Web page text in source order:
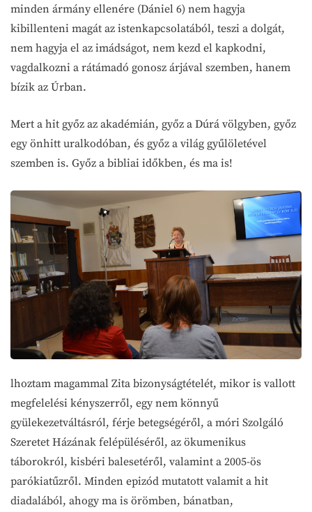
minden ármány ellenére (Dániel 6) nem hagyja
kibillenteni magát az istenkapcsolatából, teszi a dolgát,
nem hagyja el az imádságot, nem kezd el kapkodni,
vagdalkozni a rátámadó gonosz árjával szemben, hanem
bízik az Úrban.
Mert a hit győz az akadémián, győz a Dúrá völgyben, győz
egy önhitt uralkodóban, és győz a világ gyűlöletével
szemben is. Győz a bibliai időkben, és ma is!
lhoztam magammal Zita bizonyságtételét, mikor is vallott
megfelelési kényszerről, egy nem könnyű
gyülekezetváltásról, férje betegségéről, a móri Szolgáló
Szeretet Házának felépüléséről, az ökumenikus
táborokról, kisbéri balesetéről, valamint a 2005-ös
parókiatűzről. Minden epizód mutatott valamit a hit
diadalából, ahogy ma is örömben, bánatban,